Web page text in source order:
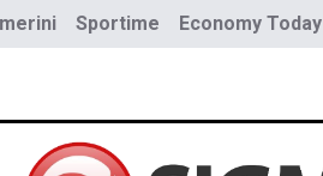
Sportime Economy Today